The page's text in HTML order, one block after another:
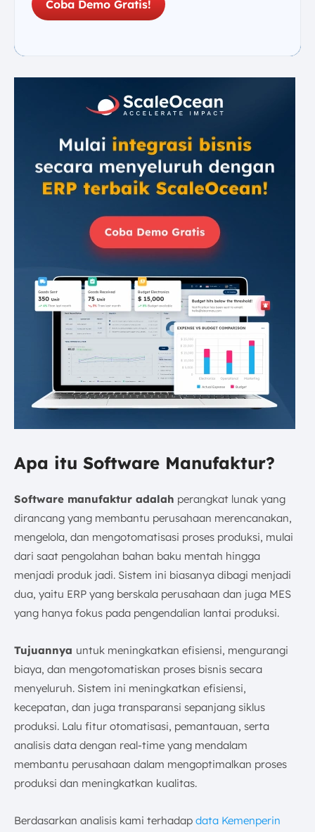
Coba Demo Gratis!
Apa itu Software Manufaktur?
Software manufaktur adalah perangkat lunak yang
dirancang yang membantu perusahaan merencanakan,
mengelola, dan mengotomatisasi proses produksi, mulai
dari saat pengolahan bahan baku mentah hingga
menjadi produk jadi. Sistem ini biasanya dibagi menjadi
dua, yaitu ERP yang berskala perusahaan dan juga MES
yang hanya fokus pada pengendalian lantai produksi.
Tujuannya untuk meningkatkan efisiensi, mengurangi
biaya, dan mengotomatiskan proses bisnis secara
menyeluruh. Sistem ini meningkatkan efisiensi,
kecepatan, dan juga transparansi sepanjang siklus
produksi. Lalu fitur otomatisasi, pemantauan, serta
analisis data dengan real-time yang mendalam
membantu perusahaan dalam mengoptimalkan proses
produksi dan meningkatkan kualitas.
Berdasarkan analisis kami terhadap data Kemenperin